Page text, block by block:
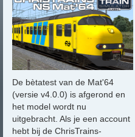
De bètatest van de Mat'64
(versie v4.0.0) is afgerond en
het model wordt nu
uitgebracht. Als je een account
hebt bij de ChrisTrains-